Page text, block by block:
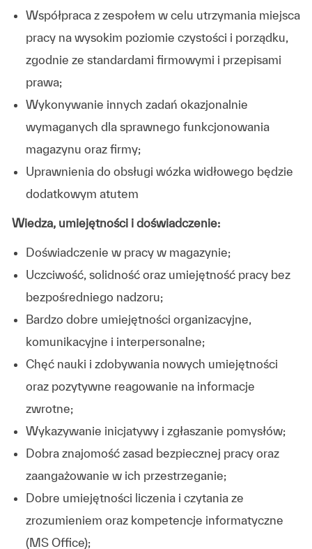
Współpraca z zespołem w celu utrzymania miejsca
pracy na wysokim poziomie czystości i porządku,
zgodnie ze standardami firmowymi i przepisami
prawa;
Wykonywanie innych zadań okazjonalnie
wymaganych dla sprawnego funkcjonowania
magazynu oraz firmy;
Uprawnienia do obsługi wózka widłowego będzie
dodatkowym atutem
Wiedza, umiejętności i doświadczenie:
Doświadczenie w pracy w magazynie;
Uczciwość, solidność oraz umiejętność pracy bez
bezpośredniego nadzoru;
Bardzo dobre umiejętności organizacyjne,
komunikacyjne i interpersonalne;
Chęć nauki i zdobywania nowych umiejętności
oraz pozytywne reagowanie na informacje
zwrotne;
Wykazywanie inicjatywy i zgłaszanie pomysłów;
Dobra znajomość zasad bezpiecznej pracy oraz
zaangażowanie w ich przestrzeganie;
Dobre umiejętności liczenia i czytania ze
zrozumieniem oraz kompetencje informatyczne
(MS Office);